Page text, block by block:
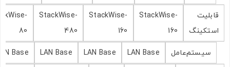
قابلیت
استکینگ
StackWise-
160
StackWise-
160
StackWise-
480
80
سیستم‌عامل
LAN Base
LAN Base
LAN Base
Base